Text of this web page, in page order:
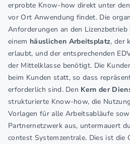
erprobte Know-how direkt unter
vor Ort Anwendung findet. Die
Anforderungen an den
einem häuslichen Arbeitsplatz, der
erlaubt, und der entsprechenden
der Mittelklasse benötigt. Die
beim Kunden statt, so dass
erforderlich sind. Den Kern der
strukturierte Know-how, die
Vorlagen für alle Arbeitsabläufe
Partnernetzwerk aus, untermauert
contest Systemzentrale. Dies ist die